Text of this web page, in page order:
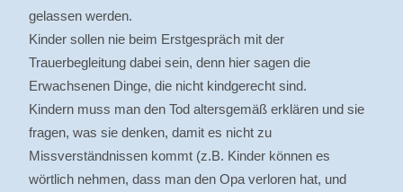
gelassen werden.
Kinder sollen nie beim Erstgespräch mit der
Trauerbegleitung dabei sein, denn hier sagen die
Erwachsenen Dinge, die nicht kindgerecht sind.
Kindern muss man den Tod altersgemäß erklären und sie
fragen, was sie denken, damit es nicht zu
Missverständnissen kommt (z.B. Kinder können es
wörtlich nehmen, dass man den Opa verloren hat, und